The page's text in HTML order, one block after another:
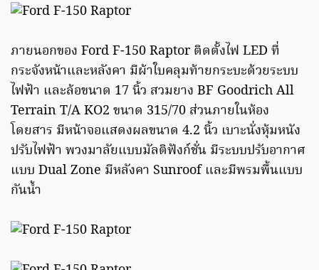
ภายนอกของ Ford F-150 Raptor ติดตั้งไฟ LED ที่
กระจังหน้าและหลังคา มีผ้าใบคลุมท้ายกระบะด้วยระบบ
ไฟฟ้า และล้อขนาด 17 นิ้ว สวมยาง BF Goodrich All
Terrain T/A KO2 ขนาด 315/70 ส่วนภายในห้อง
โดยสาร มีหน้าจอแสดงผลขนาด 4.2 นิ้ว เบาะนั่งหุ้มหนัง
ปรับไฟฟ้า พวงมาลัยแบบมัลติฟังก์ชั่น มีระบบปรับอากาศ
แบบ Dual Zone มีหลังคา Sunroof และมีพรมพื้นแบบ
กันน้ำ